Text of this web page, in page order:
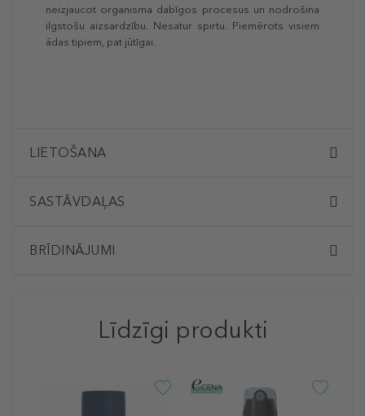
neizjaucot organisma dabīgos procesus un nodrošina
ilgstošu aizsardzību. Nesatur spirtu. Piemērots visiem
ādas tipiem, pat jūtīgai.
LIETOŠANA
SASTĀVDAĻAS
BRĪDINĀJUMI
Līdzīgi produkti